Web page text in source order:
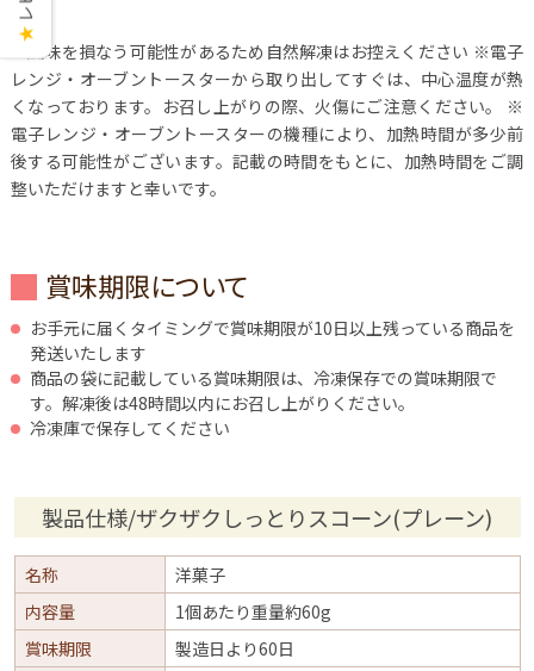
※風味を損なう可能性があるため自然解凍はお控えください ※電子
レンジ・オーブントースターから取り出してすぐは、中心温度が熱
くなっております。お召し上がりの際、火傷にご注意ください。
※
電子レンジ・オーブントースターの機種により、加熱時間が多少前
後する可能性がございます。記載の時間をもとに、加熱時間をご調
整いただけますと幸いです。
賞味期限について
お手元に届くタイミングで賞味期限が10日以上残っている商品を
発送いたします
商品の袋に記載している賞味期限は、冷凍保存での賞味期限で
す。解凍後は48時間以内にお召し上がりください。
冷凍庫で保存してください
製品仕様/ザクザクしっとりスコーン(プレーン)
名称
洋菓子
内容量
1個あたり重量約60g
賞味期限
製造日より60日
★